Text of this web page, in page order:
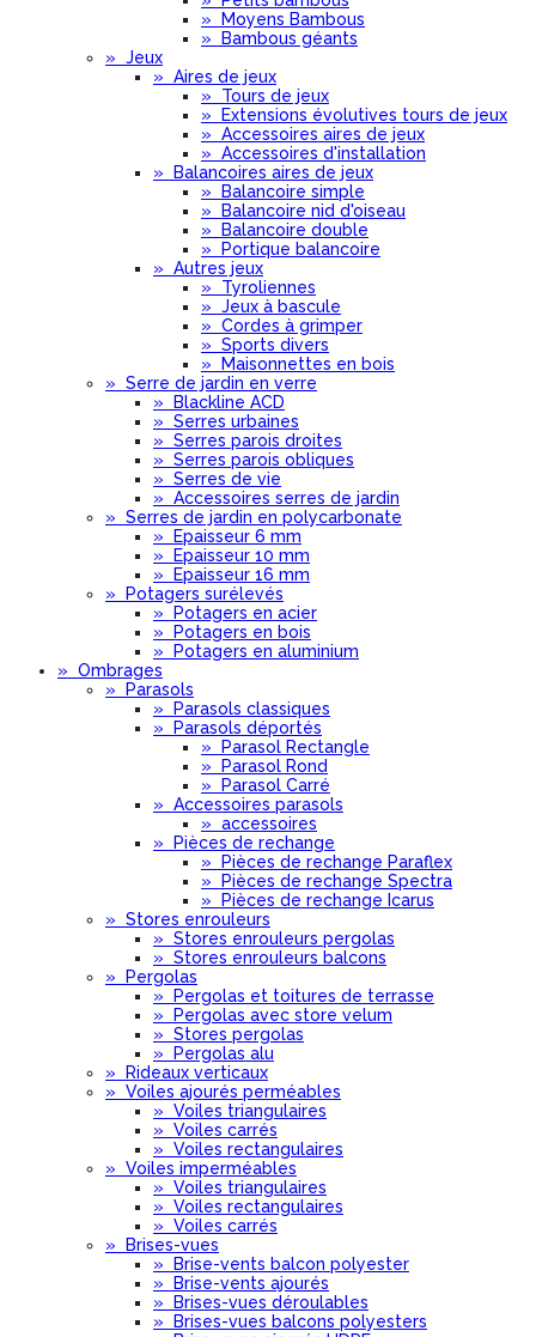
»
Moyens Bambous
»
Bambous géants
» Jeux
» Aires de jeux
» Tours de jeux
»
Extensions évolutives tours de jeux
» Accessoires aires de jeux
» Accessoires d'installation
»
Balancoires aires de jeux
»
Balancoire simple
»
Balancoire nid d'oiseau
»
Balancoire double
»
Portique balancoire
» Autres jeux
» Tyroliennes
» Jeux à bascule
» Cordes à grimper
» Sports divers
»
Maisonnettes en bois
» Serre de jardin en verre
»
Blackline ACD
» Serres urbaines
» Serres parois droites
» Serres parois obliques
» Serres de vie
» Accessoires serres de jardin
» Serres de jardin en polycarbonate
»
Epaisseur 6 mm
»
Epaisseur 10 mm
»
Epaisseur 16 mm
»
Potagers surélevés
»
Potagers en acier
»
Potagers en bois
»
Potagers en aluminium
» Ombrages
»
Parasols
»
Parasols classiques
»
Parasols déportés
»
Parasol Rectangle
»
Parasol Rond
»
Parasol Carré
» Accessoires parasols
» accessoires
»
Pièces de rechange
»
Pièces de rechange Paraflex
»
Pièces de rechange Spectra
»
Pièces de rechange Icarus
» Stores enrouleurs
» Stores enrouleurs pergolas
» Stores enrouleurs balcons
»
Pergolas
»
Pergolas et toitures de terrasse
»
Pergolas avec store velum
» Stores pergolas
»
Pergolas alu
»
Rideaux verticaux
» Voiles ajourés perméables
» Voiles triangulaires
» Voiles carrés
» Voiles rectangulaires
» Voiles imperméables
» Voiles triangulaires
» Voiles rectangulaires
» Voiles carrés
»
Brises-vues
»
Brise-vents balcon polyester
»
Brise-vents ajourés
»
Brises-vues déroulables
»
Brises-vues balcons polyesters